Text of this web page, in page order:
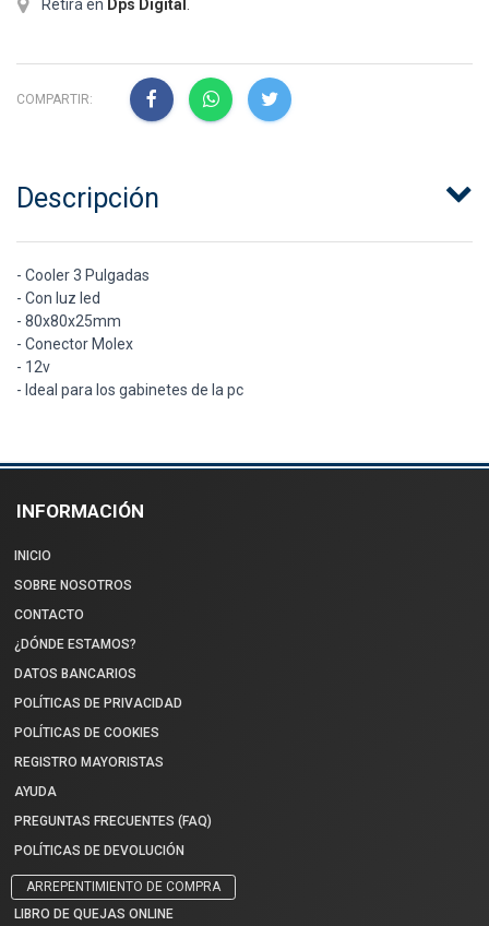
Retirá en Dps Digital
COMPARTIR:
Descripción
- Cooler 3 Pulgadas
- Con luz led
- 80x80x25mm
- Conector Molex
- 12v
- Ideal para los gabinetes de la pc
INFORMACIÓN
INICIO
SOBRE NOSOTROS
CONTACTO
¿DÓNDE ESTAMOS?
DATOS BANCARIOS
POLÍTICAS DE PRIVACIDAD
POLÍTICAS DE COOKIES
REGISTRO MAYORISTAS
AYUDA
PREGUNTAS FRECUENTES (FAQ)
POLÍTICAS DE DEVOLUCIÓN
ARREPENTIMIENTO DE COMPRA
LIBRO DE QUEJAS ONLINE